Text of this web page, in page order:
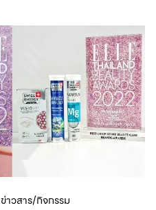
ข่าวสาร/กิจกรรม